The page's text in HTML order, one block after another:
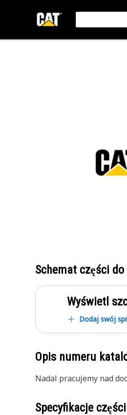
Schemat części do
Wyświetl
Dodaj swój
Opis numeru
Nadal pracujemy nad
Specyfikacje